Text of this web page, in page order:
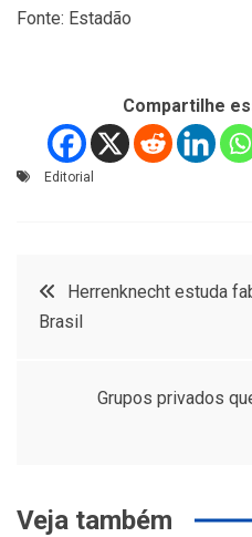
Fonte: Estadão
Compartilhe
Editorial
Navegação
Herrenknecht estuda
Brasil
Grupos privados
Veja também